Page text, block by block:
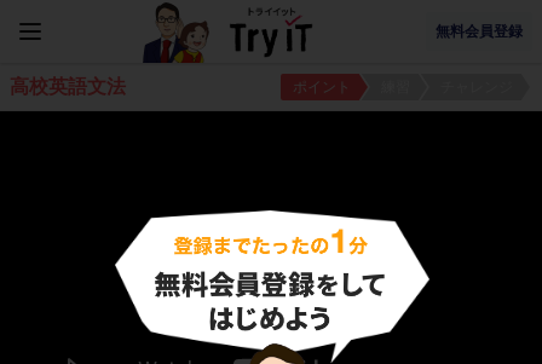
無料会員登録
高校英語文法 ポイント